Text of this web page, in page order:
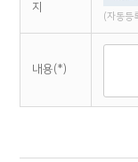
지
(자동등
내용(*)